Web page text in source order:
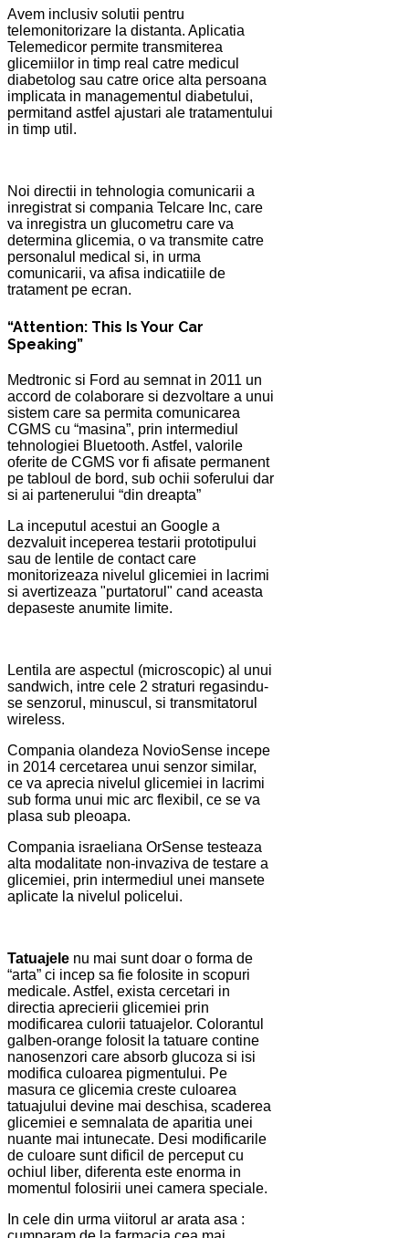
Avem inclusiv solutii pentru
telemonitorizare la distanta. Aplicatia
Telemedicor permite transmiterea
glicemiilor in timp real catre medicul
diabetolog sau catre orice alta persoana
implicata in managementul diabetului,
permitand astfel ajustari ale tratamentului
in timp util.
Noi directii in tehnologia comunicarii a
inregistrat si compania Telcare Inc, care
va inregistra un glucometru care va
determina glicemia, o va transmite catre
personalul medical si, in urma
comunicarii, va afisa indicatiile de
tratament pe ecran.
“Attention: This Is Your Car
Speaking”
Medtronic si Ford au semnat in 2011 un
accord de colaborare si dezvoltare a unui
sistem care sa permita comunicarea
CGMS cu “masina”, prin intermediul
tehnologiei Bluetooth. Astfel, valorile
oferite de CGMS vor fi afisate permanent
pe tabloul de bord, sub ochii soferului dar
si ai partenerului “din dreapta”
La inceputul acestui an Google a
dezvaluit inceperea testarii prototipului
sau de lentile de contact care
monitorizeaza nivelul glicemiei in lacrimi
si avertizeaza "purtatorul" cand aceasta
depaseste anumite limite.
Lentila are aspectul (microscopic) al unui
sandwich, intre cele 2 straturi regasindu-
se senzorul, minuscul, si transmitatorul
wireless.
Compania olandeza NovioSense incepe
in 2014 cercetarea unui senzor similar,
ce va aprecia nivelul glicemiei in lacrimi
sub forma unui mic arc flexibil, ce se va
plasa sub pleoapa.
Compania israeliana OrSense testeaza
alta modalitate non-invaziva de testare a
glicemiei, prin intermediul unei mansete
aplicate la nivelul policelui.
Tatuajele nu mai sunt doar o forma de
“arta” ci incep sa fie folosite in scopuri
medicale. Astfel, exista cercetari in
directia aprecierii glicemiei prin
modificarea culorii tatuajelor. Colorantul
galben-orange folosit la tatuare contine
nanosenzori care absorb glucoza si isi
modifica culoarea pigmentului. Pe
masura ce glicemia creste culoarea
tatuajului devine mai deschisa, scaderea
glicemiei e semnalata de aparitia unei
nuante mai intunecate. Desi modificarile
de culoare sunt dificil de perceput cu
ochiul liber, diferenta este enorma in
momentul folosirii unei camera speciale.
In cele din urma viitorul ar arata asa :